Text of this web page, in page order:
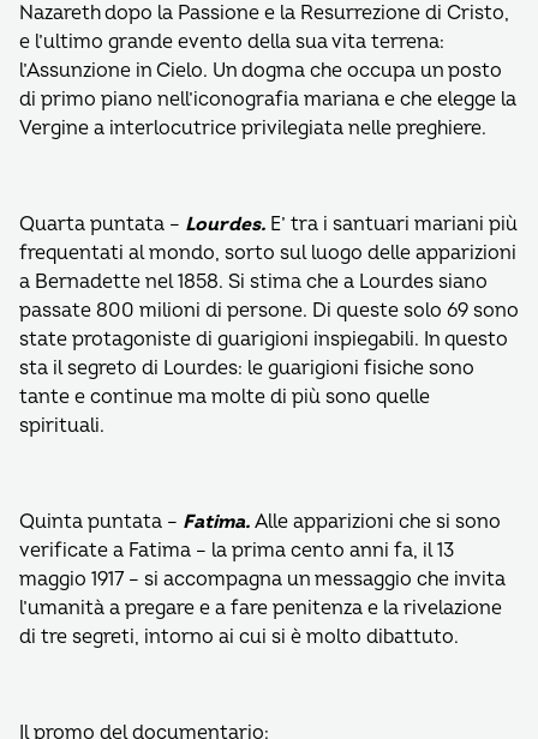
Nazareth dopo la Passione e la Resurrezione di Cristo,
e l’ultimo grande evento della sua vita terrena:
l’Assunzione in Cielo. Un dogma che occupa un posto
di primo piano nell’iconografia mariana e che elegge la
Vergine a interlocutrice privilegiata nelle preghiere.
Quarta puntata – Lourdes. E’ tra i santuari mariani più
frequentati al mondo, sorto sul luogo delle apparizioni
a Bernadette nel 1858. Si stima che a Lourdes siano
passate 800 milioni di persone. Di queste solo 69 sono
state protagoniste di guarigioni inspiegabili. In questo
sta il segreto di Lourdes: le guarigioni fisiche sono
tante e continue ma molte di più sono quelle
spirituali.
Quinta puntata – Fatima. Alle apparizioni che si sono
verificate a Fatima – la prima cento anni fa, il 13
maggio 1917 – si accompagna un messaggio che invita
l’umanità a pregare e a fare penitenza e la rivelazione
di tre segreti, intorno ai cui si è molto dibattuto.
Il promo del documentario: